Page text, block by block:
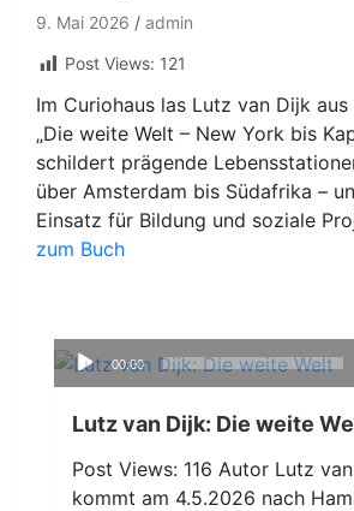
9. Mai 2026
admin
Post Views: 121
Im Curiohaus las Lutz van Dijk aus
„Die weite Welt – New York bis
schildert prägende
über Amsterdam bis Südafrika –
Einsatz für Bildung und soziale
zum Buch
Audio-
00:00
Lutz van Dijk: Die weite
Post Views: 116 Autor Lutz
kommt am 4.5.2026 nach